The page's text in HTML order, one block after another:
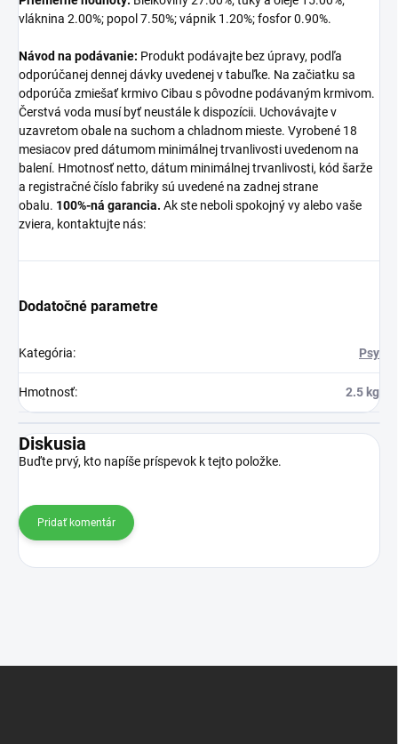
vláknina 2.00%; popol 7.50%; vápnik 1.20%; fosfor 0.90%.
Návod na podávanie: Produkt podávajte bez úpravy, podľa
odporúčanej dennej dávky uvedenej v tabuľke. Na začiatku sa
odporúča zmiešať krmivo Cibau s pôvodne podávaným krmivom.
Čerstvá voda musí byť neustále k dispozícii. Uchovávajte v
uzavretom obale na suchom a chladnom mieste. Vyrobené 18
mesiacov pred dátumom minimálnej trvanlivosti uvedenom na
balení. Hmotnosť netto, dátum minimálnej trvanlivosti, kód šarže
a registračné číslo fabriky sú uvedené na zadnej strane
obalu. 100%-ná garancia. Ak ste neboli spokojný vy alebo vaše
zviera, kontaktujte nás:
Dodatočné parametre
Kategória: Psy
Hmotnosť: 2.5 kg
Diskusia
Buďte prvý, kto napíše príspevok k tejto položke.
Pridať komentár